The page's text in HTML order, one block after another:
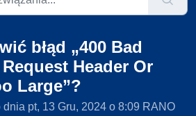
błąd „400 Bad
Header Or
Large”?
pt, 13 Gru, 2024 o 8:09 RANO